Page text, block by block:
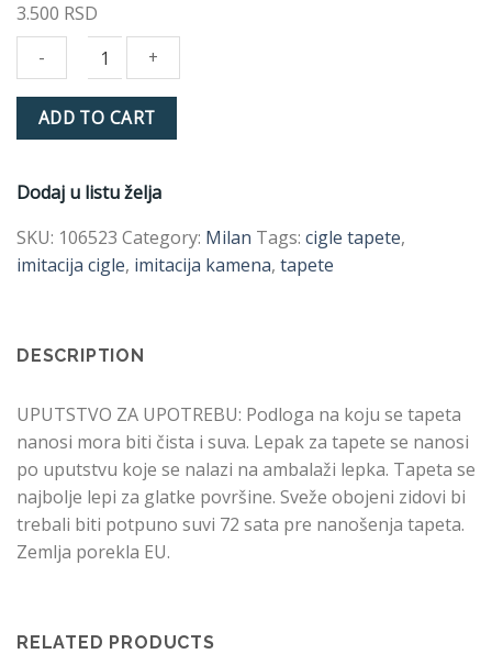
3.500 RSD
Tapeta
quantity
ADD TO CART
Dodaj u listu želja
SKU: 106523 Category: Milan Tags: cigle tapete,
imitacija cigle, imitacija kamena, tapete
DESCRIPTION
UPUTSTVO ZA UPOTREBU: Podloga na koju se tapeta
nanosi mora biti čista i suva. Lepak za tapete se nanosi
po uputstvu koje se nalazi na ambalaži lepka. Tapeta se
najbolje lepi za glatke površine. Sveže obojeni zidovi bi
trebali biti potpuno suvi 72 sata pre nanošenja tapeta.
Zemlja porekla EU.
RELATED PRODUCTS